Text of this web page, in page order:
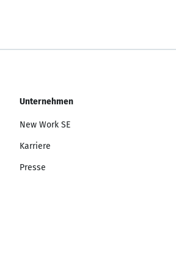
Unternehmen
New Work SE
Karriere
Presse